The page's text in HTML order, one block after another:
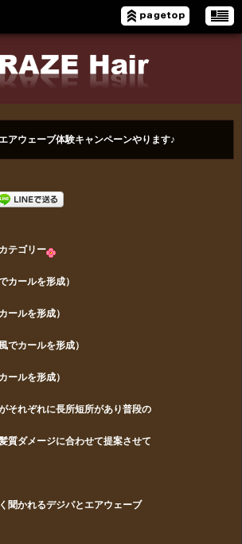
アウェーブ体験キャンペーンやります♪
テゴリー
カールを形成）
ルを形成）
カールを形成）
ルを形成）
それぞれに長所短所があり普段の
質ダメージに合わせて提案させて
聞かれるデジパとエアウェーブ